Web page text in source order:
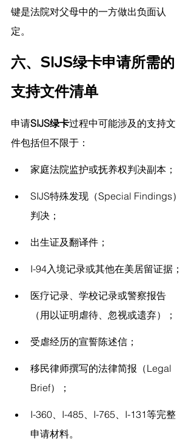
键是法院对父母中的一方做出负面认
定。
六、SIJS绿卡申请所需的
支持文件清单
申请SIJS绿卡过程中可能涉及的支持文
件包括但不限于：
家庭法院监护或抚养权判决副本；
SIJS特殊发现（Special Findings）
判决；
出生证及翻译件；
I-94入境记录或其他在美居留证据；
医疗记录、学校记录或警察报告
（用以证明虐待、忽视或遗弃）；
受虐经历的宣誓陈述信；
移民律师撰写的法律简报（Legal
Brief）；
I-360、I-485、I-765、I-131等完整
申请材料。